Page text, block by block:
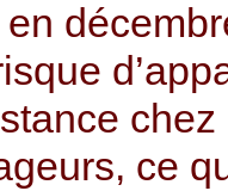
en
ce